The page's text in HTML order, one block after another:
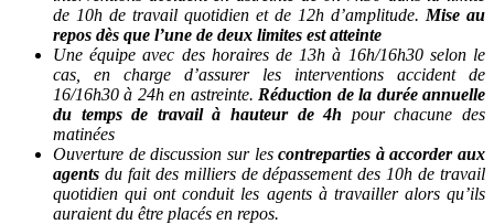
de 10h de travail quotidien et de 12h d’amplitude. Mise au
repos dès que l’une de deux limites est atteinte
Une équipe avec des horaires de 13h à 16h/16h30 selon le
cas, en charge d’assurer les interventions accident de
16/16h30 à 24h en astreinte. Réduction de la durée annuelle
du temps de travail à hauteur de 4h pour chacune des
matinées
Ouverture de discussion sur lescontreparties à accorder aux
agents du fait des milliers de dépassement des 10h de travail
quotidien qui ont conduit les agents à travailler alors qu’ils
auraient du être placés en repos.